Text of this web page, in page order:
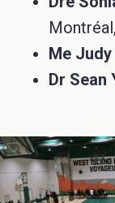
Me
Dr Sean